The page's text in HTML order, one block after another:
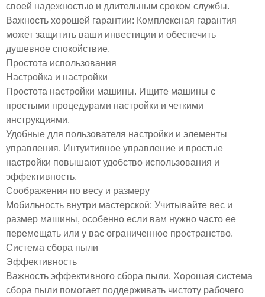
своей надежностью и длительным сроком службы.
Важность хорошей гарантии: Комплексная гарантия
может защитить ваши инвестиции и обеспечить
душевное спокойствие.
Простота использования
Настройка и настройки
Простота настройки машины. Ищите машины с
простыми процедурами настройки и четкими
инструкциями.
Удобные для пользователя настройки и элементы
управления. Интуитивное управление и простые
настройки повышают удобство использования и
эффективность.
Соображения по весу и размеру
Мобильность внутри мастерской: Учитывайте вес и
размер машины, особенно если вам нужно часто ее
перемещать или у вас ограниченное пространство.
Система сбора пыли
Эффективность
Важность эффективного сбора пыли. Хорошая система
сбора пыли помогает поддерживать чистоту рабочего